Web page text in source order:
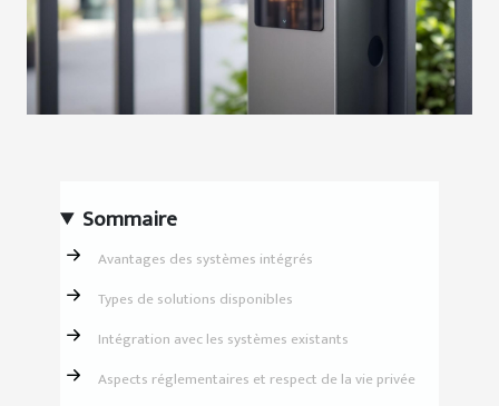
Sommaire
Avantages des systèmes intégrés
Types de solutions disponibles
Intégration avec les systèmes existants
Aspects réglementaires et respect de la vie privée